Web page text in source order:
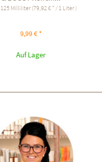
125 Milliliter (79,92 € * / 1 Liter )
9,99 € *
Auf Lager